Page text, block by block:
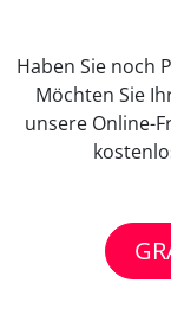
Haben Sie noch
Möchten Sie
unsere Online-